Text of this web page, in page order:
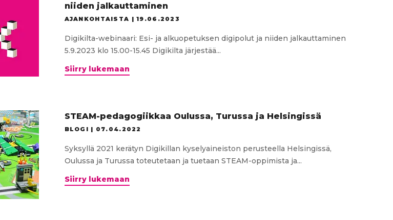
niiden jalkauttaminen
AJANKOHTAISTA |19.06.2023
Digikilta-webinaari: Esi- ja alkuopetuksen digipolut ja niiden jalkauttaminen
5.9.2023 klo 15.00-15.45 Digikilta järjestää...
Siirry lukemaanDigikilta-
alkuopetuksen
digipolut
ja
niiden
jalkauttaminen
STEAM-pedagogiikkaa Oulussa, Turussa ja Helsingissä
BLOGI | 07.04.2022
Syksyllä 2021 kerätyn Digikillan kyselyaineiston perusteella Helsingissä,
Oulussa ja Turussa toteutetaan ja tuetaan STEAM-oppimista ja...
Siirry lukemaanSTEAM-